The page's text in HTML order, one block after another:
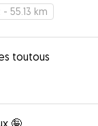
- 55.13 km
toutous
🤪